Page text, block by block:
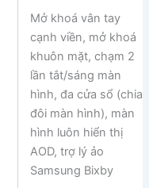
Mở khoá vân tay
cạnh viền, mở khoá
khuôn mặt, chạm 2
lần tắt/sáng màn
hình, đa cửa sổ (chia
đôi màn hình), màn
hình luôn hiển thị
AOD, trợ lý ảo
Samsung Bixby